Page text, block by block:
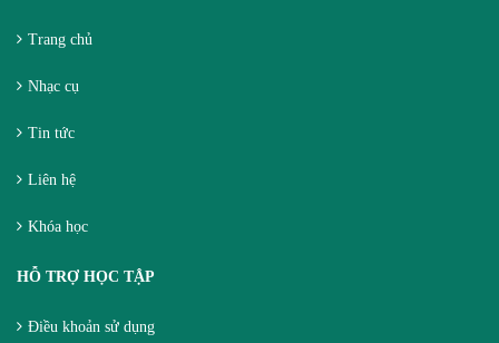
Trang chủ
Nhạc cụ
Tin tức
Liên hệ
Khóa học
HỖ TRỢ HỌC TẬP
Điều khoản sử dụng